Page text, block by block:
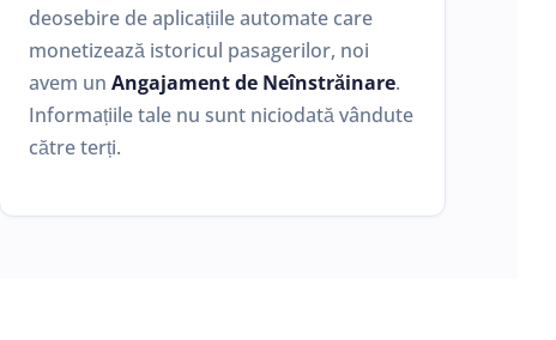
deosebire de aplicațiile automate care
monetizează istoricul pasagerilor, noi
avem un Angajament de Neînstrăinare.
Informațiile tale nu sunt niciodată vândute
către terți.